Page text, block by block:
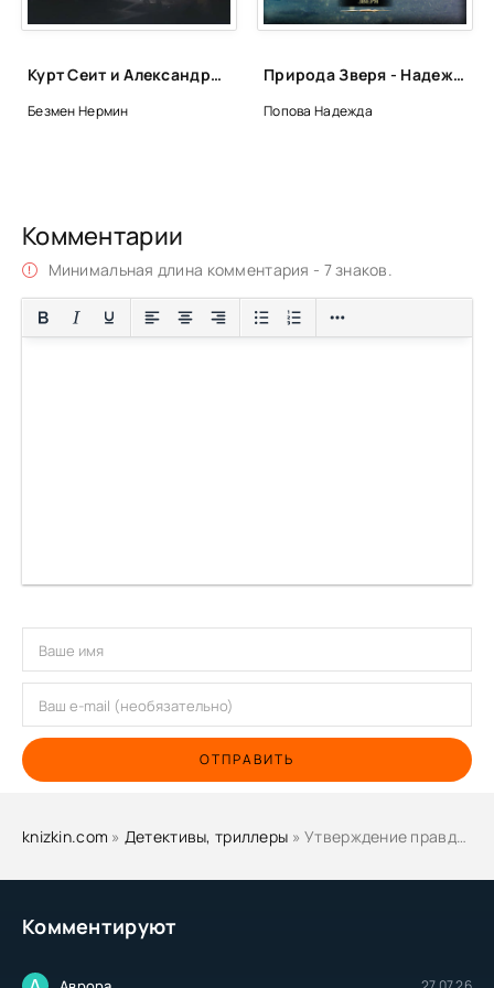
Комментируют
Курт Сеит и Александра. Курт Сеит и Мурка. Шура Париж - Нермин Безмен
Безмен Нермин
Природа Зверя - Надежда Попова
Попова Надежда
Комментарии
Минимальная длина комментария - 7 знаков.
ОТПРАВИТЬ
knizkin.com » Детективы, триллеры » Утверждение правды - Надежда Попова